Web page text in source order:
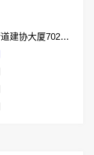
详细地址：浙江省嘉兴市嘉善县罗星街道建协大厦702室-2